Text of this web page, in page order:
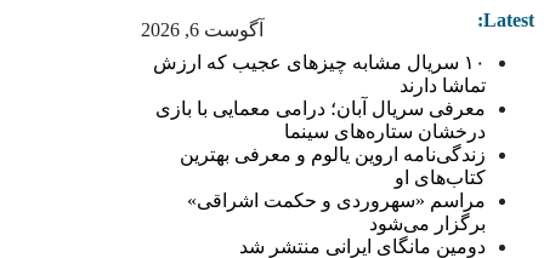
آگوست 6, 2026 Latest:
۱۰ سریال مشابه چیزهای عجیب که ارزش
تماشا دارند
معرفی سریال آبان؛ درامی معمایی با بازی
درخشان ستاره‌های سینما
زندگی‌نامه اروین یالوم و معرفی بهترین
کتاب‌های او
مراسم «سهروردی و حکمت اشراقی»
برگزار می‌شود
دومین مانگای ایرانی منتشر شد